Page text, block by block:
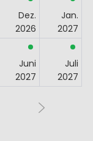
Dez.
2026
Jan.
2027
Juni
2027
Juli
2027